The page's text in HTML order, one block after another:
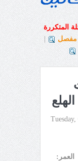
المتكررة
مفصل
العمر: